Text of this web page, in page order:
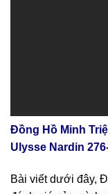
Đồng Hồ Minh
Ulysse Nardin
Bài viết dưới đây,